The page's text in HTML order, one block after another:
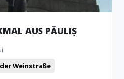
AUS PĂULIȘ
Weinstraße